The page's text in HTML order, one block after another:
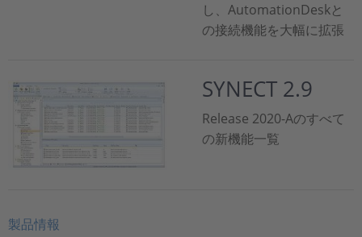
し、AutomationDeskと
の接続機能を大幅に拡張
SYNECT 2.9
Release 2020-Aのすべて
の新機能一覧
製品情報